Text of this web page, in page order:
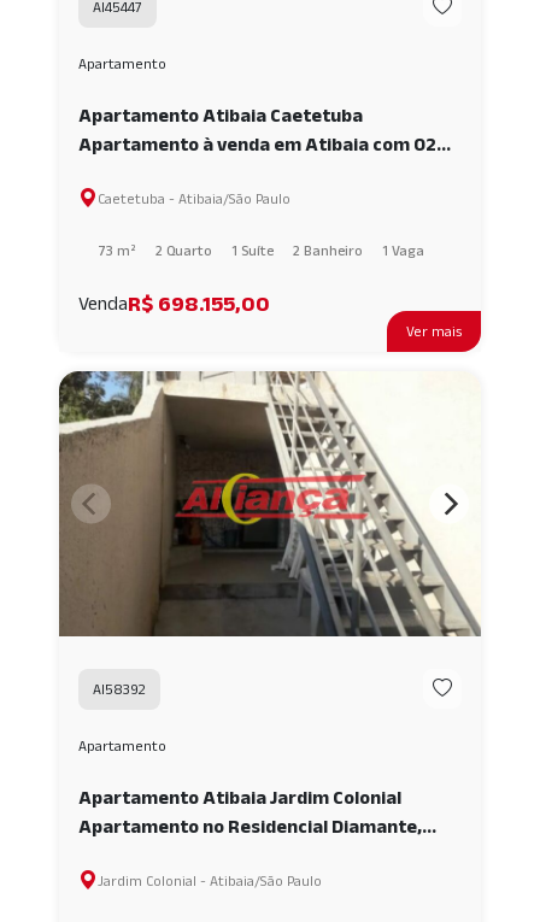
Ver mais
AI45447
Apartamento
Apartamento Atibaia Caetetuba
Apartamento à venda em Atibaia com 02
Caetetuba - Atibaia/São Paulo
73 m² 2 Quarto 1 Suíte 2 Banheiro 1 Vaga
VendaR$ 698.155,00
AI58392
Apartamento
Apartamento Atibaia Jardim Colonial
Apartamento no Residencial Diamante,
Jardim Colonial - Atibaia/São Paulo